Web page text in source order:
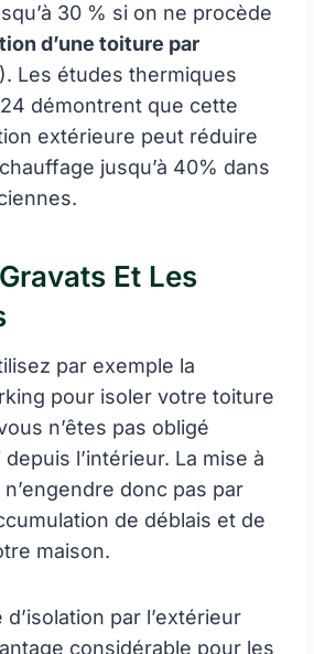
30 % si on ne procède
d’une toiture par
Les études thermiques
démontrent que cette
extérieure peut réduire
jusqu’à 40% dans
Et Les
par exemple la
pour isoler votre toiture
n’êtes pas obligé
l’intérieur. La mise à
donc pas par
de déblais et de
maison.
par l’extérieur
considérable pour les